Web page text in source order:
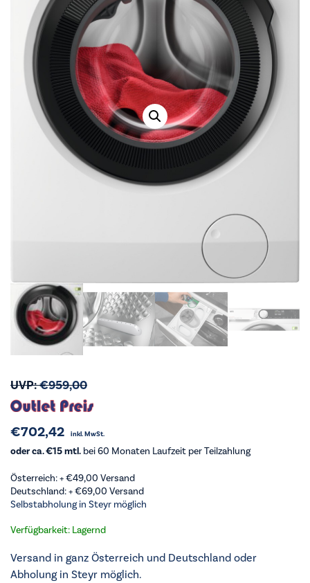
UVP:€959,00
€702,42 inkl. MwSt.
oder ca. €15 mtl. bei 60 Monaten Laufzeit per Teilzahlung
Österreich: +€49,00 Versand
Deutschland: +€69,00 Versand
Selbstabholung in Steyr möglich
Verfügbarkeit: Lagernd
Versand in ganz Österreich und Deutschland oder
Abholung in Steyr möglich.